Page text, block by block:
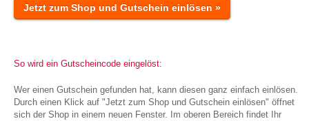
Jetzt zum Shop und Gutschein einlösen »
So wird ein Gutscheincode eingelöst:
Wer einen Gutschein gefunden hat, kann diesen ganz einfach einlösen.
Durch einen Klick auf "Jetzt zum Shop und Gutschein einlösen" öffnet
sich der Shop in einem neuen Fenster. Im oberen Bereich findet Ihr